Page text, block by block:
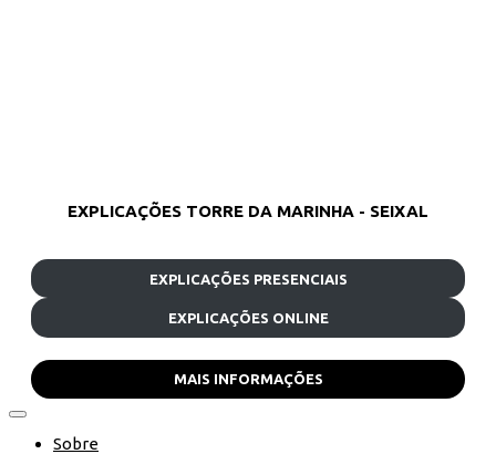
EXPLICAÇÕES TORRE DA MARINHA - SEIXAL
EXPLICAÇÕES PRESENCIAIS
EXPLICAÇÕES ONLINE
MAIS INFORMAÇÕES
Sobre